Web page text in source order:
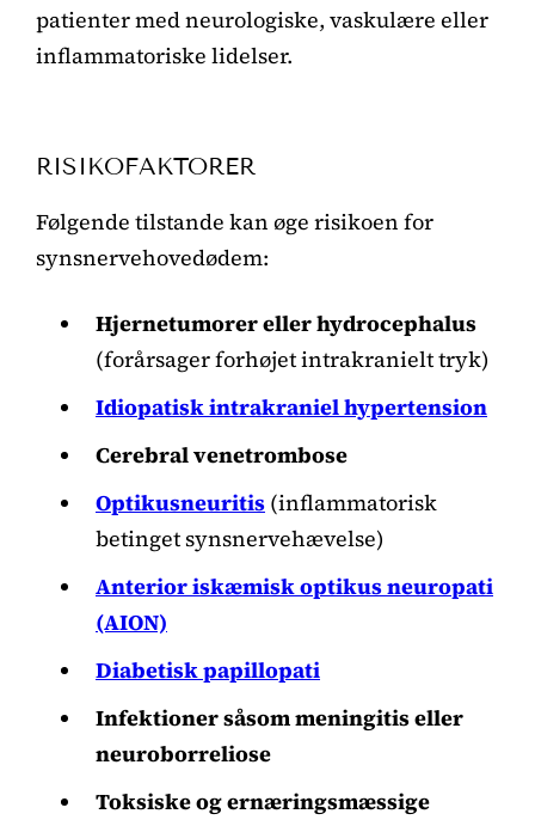
patienter med neurologiske, vaskulære eller
inflammatoriske lidelser.
RISIKOFAKTORER
Følgende tilstande kan øge risikoen for
synsnervehovedødem:
Hjernetumorer eller hydrocephalus
(forårsager forhøjet intrakranielt tryk)
Idiopatisk intrakraniel hypertension
Cerebral venetrombose
Optikusneuritis (inflammatorisk
betinget synsnervehævelse)
Anterior iskæmisk optikus neuropati
(AION)
Diabetisk papillopati
Infektioner såsom meningitis eller
neuroborreliose
Toksiske og ernæringsmæssige